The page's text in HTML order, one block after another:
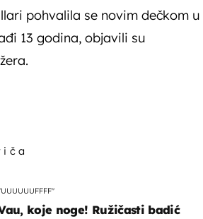
pohvalila se novim dečkom u
13 godina, objavili su
koje noge! Ružičasti badić